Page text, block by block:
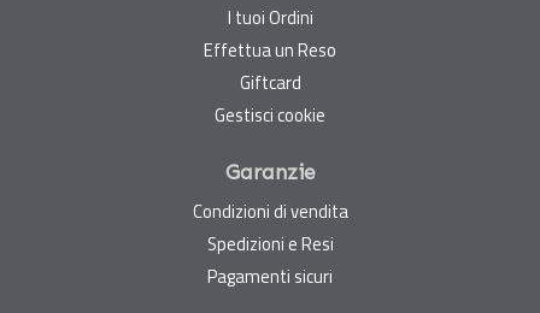
I tuoi Ordini
Effettua un Reso
Giftcard
Gestisci cookie
Garanzie
Condizioni di vendita
Spedizioni e Resi
Pagamenti sicuri